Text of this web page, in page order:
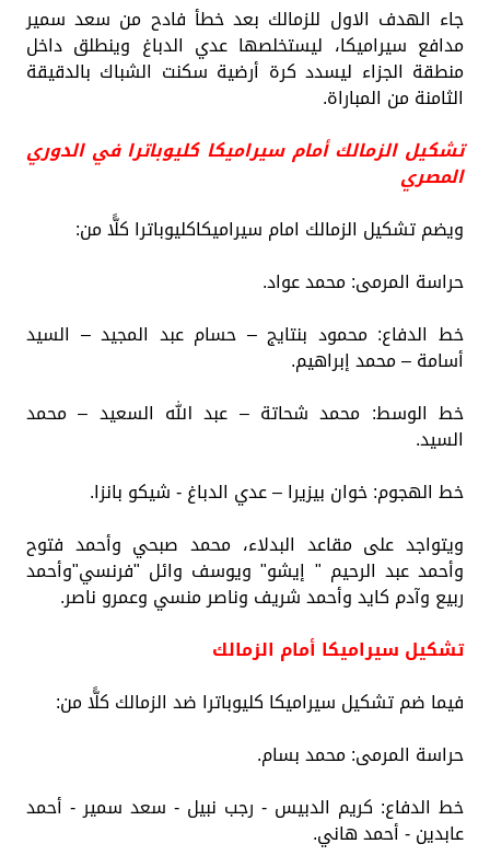
جاء الهدف الاول للزمالك بعد خطأ فادح من سعد سمير
مدافع سيراميكا، ليستخلصها عدي الدباغ وينطلق داخل
منطقة الجزاء ليسدد كرة أرضية سكنت الشباك بالدقيقة
الثامنة من المباراة.
تشكيل الزمالك أمام سيراميكا كليوباترا في الدوري
المصري
ويضم تشكيل الزمالك امام سيراميكاكليوباترا كلًّا من:
حراسة المرمى: محمد عواد.
خط الدفاع: محمود بنتايج – حسام عبد المجيد – السيد
أسامة – محمد إبراهيم.
خط الوسط: محمد شحاتة – عبد الله السعيد – محمد
السيد.
خط الهجوم: خوان بيزيرا – عدي الدباغ - شيكو بانزا.
ويتواجد على مقاعد البدلاء، محمد صبحي وأحمد فتوح
وأحمد عبد الرحيم " إيشو" ويوسف وائل "فرنسي"وأحمد
ربيع وآدم كايد وأحمد شريف وناصر منسي وعمرو ناصر.
تشكيل سيراميكا أمام الزمالك
فيما ضم تشكيل سيراميكا كليوباترا ضد الزمالك كلًّا من:
حراسة المرمى: محمد بسام.
خط الدفاع: كريم الدبيس - رجب نبيل - سعد سمير - أحمد
عابدين - أحمد هاني.